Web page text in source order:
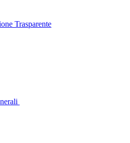
Trasparente